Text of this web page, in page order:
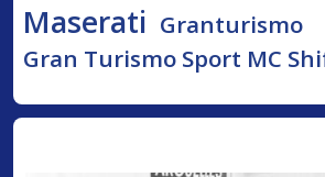
Maserati Granturismo
Gran Turismo Sport MC